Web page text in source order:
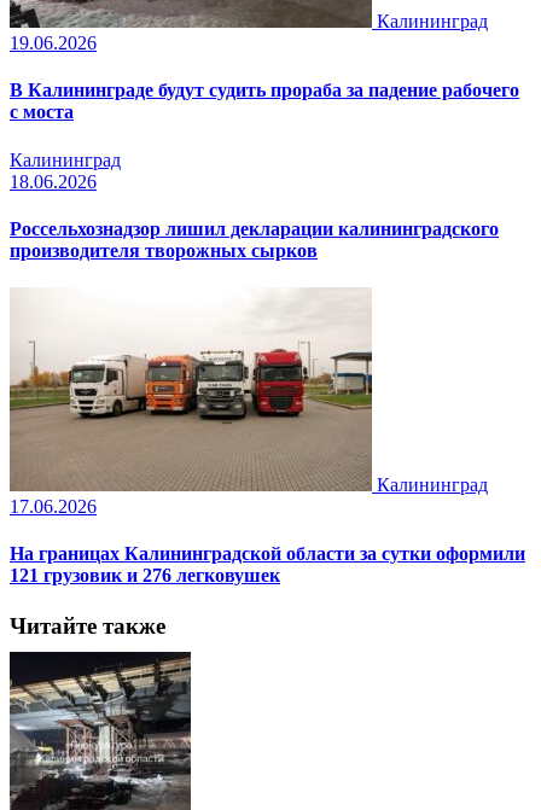
Калининград
19.06.2026
В Калининграде будут судить прораба за падение рабочего
с моста
Калининград
18.06.2026
Россельхознадзор лишил декларации калининградского
производителя творожных сырков
Калининград
17.06.2026
На границах Калининградской области за сутки оформили
121 грузовик и 276 легковушек
Читайте также